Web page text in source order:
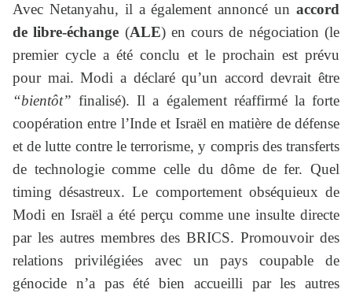
Avec Netanyahu, il a également annoncé un accord
de libre-échange (ALE) en cours de négociation (le
premier cycle a été conclu et le prochain est prévu
pour mai. Modi a déclaré qu’un accord devrait être
“bientôt”finalisé). Il a également réaffirmé la forte
coopération entre l’Inde et Israël en matière de défense
et de lutte contre le terrorisme, y compris des transferts
de technologie comme celle du dôme de fer. Quel
timing désastreux. Le comportement obséquieux de
Modi en Israël a été perçu comme une insulte directe
par les autres membres des BRICS. Promouvoir des
relations privilégiées avec un pays coupable de
génocide n’a pas été bien accueilli par les autres